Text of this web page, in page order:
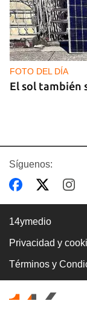
FOTO DEL DÍA
El sol también
GAS
Los puntos de
Habana tras
Síguenos:
14ymedio
Privacidad y
Términos y